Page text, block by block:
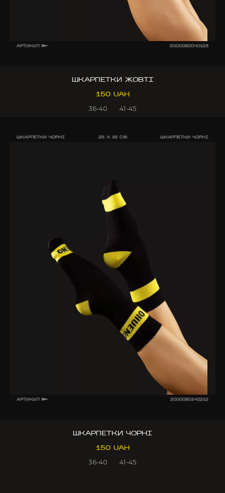
АРТИКУЛ 2000080040123
ШКАРПЕТКИ ЖОВТІ
150 UAH
36-40
41-45
ШКАРПЕТКИ ЧОРНІ 25 X 16 CM ШКАРПЕТКИ ЧОРНІ
АРТИКУЛ 2000080140212
ШКАРПЕТКИ ЧОРНІ
150 UAH
36-40
41-45